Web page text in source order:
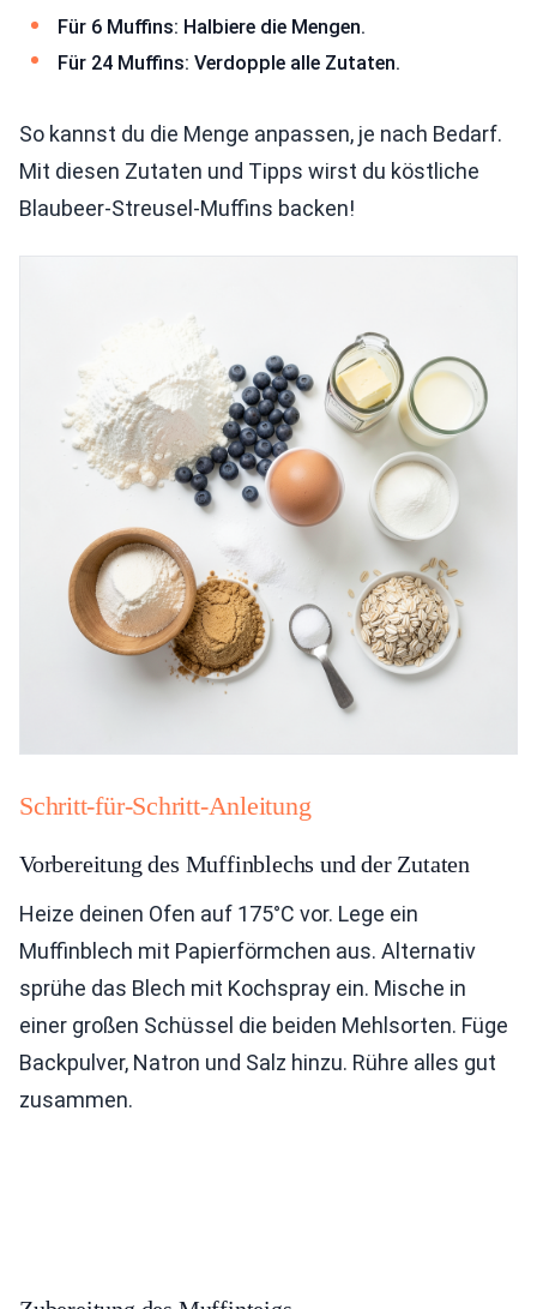
Für 6 Muffins: Halbiere die Mengen.
Für 24 Muffins: Verdopple alle Zutaten.
So kannst du die Menge anpassen, je nach Bedarf.
Mit diesen Zutaten und Tipps wirst du köstliche
Blaubeer-Streusel-Muffins backen!
Schritt-für-Schritt-Anleitung
Vorbereitung des Muffinblechs und der Zutaten
Heize deinen Ofen auf 175°C vor. Lege ein
Muffinblech mit Papierförmchen aus. Alternativ
sprühe das Blech mit Kochspray ein. Mische in
einer großen Schüssel die beiden Mehlsorten. Füge
Backpulver, Natron und Salz hinzu. Rühre alles gut
zusammen.